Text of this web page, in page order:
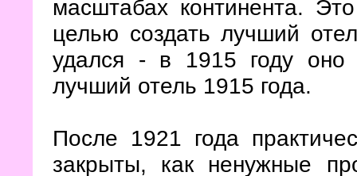
масштабах континента.
целью создать лучший
удался - в 1915 году
лучший отель 1915 года.
После 1921 года
закрыты, как ненужные